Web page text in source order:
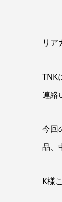
リア
TNK
連絡
今回
品、
K様